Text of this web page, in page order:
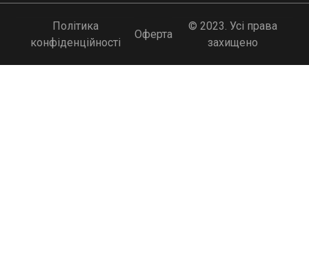
Політика
конфіденційності
Оферта
© 2023. Усі права
захищено